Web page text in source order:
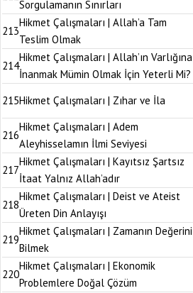
Sorgulamanın Sınırları
213
Hikmet Çalışmaları | Allah’a Tam
Teslim Olmak
214
Hikmet Çalışmaları | Allah’ın Varlığına
İnanmak Mümin Olmak İçin Yeterli Mi?
215Hikmet Çalışmaları | Zıhar ve İla
216
Hikmet Çalışmaları | Adem
Aleyhisselamın İlmi Seviyesi
217
Hikmet Çalışmaları | Kayıtsız Şartsız
İtaat Yalnız Allah’adır
218
Hikmet Çalışmaları | Deist ve Ateist
Üreten Din Anlayışı
219
Hikmet Çalışmaları | Zamanın Değerini
Bilmek
220
Hikmet Çalışmaları | Ekonomik
Problemlere Doğal Çözüm